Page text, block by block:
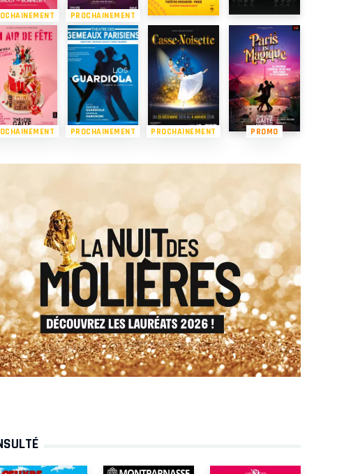
PROCHAINEMENT
PROCHAINEMENT PROCHAINEMENT PROMO